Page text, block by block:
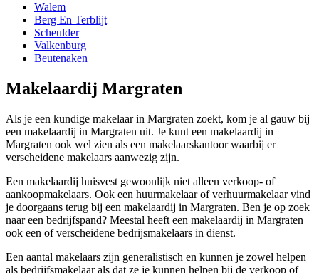
Walem
Berg En Terblijt
Scheulder
Valkenburg
Beutenaken
Makelaardij Margraten
Als je een kundige makelaar in Margraten zoekt, kom je al gauw bij
een makelaardij in Margraten uit. Je kunt een makelaardij in
Margraten ook wel zien als een makelaarskantoor waarbij er
verscheidene makelaars aanwezig zijn.
Een makelaardij huisvest gewoonlijk niet alleen verkoop- of
aankoopmakelaars. Ook een huurmakelaar of verhuurmakelaar vind
je doorgaans terug bij een makelaardij in Margraten. Ben je op zoek
naar een bedrijfspand? Meestal heeft een makelaardij in Margraten
ook een of verscheidene bedrijsmakelaars in dienst.
Een aantal makelaars zijn generalistisch en kunnen je zowel helpen
als bedrijfsmakelaar als dat ze je kunnen helpen bij de verkoop of